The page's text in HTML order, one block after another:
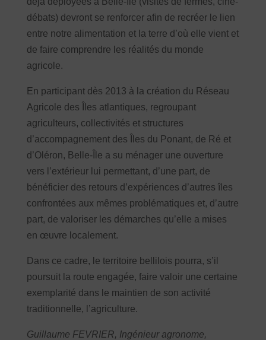
débats) devront se renforcer afin de recréer le lien
entre notre alimentation et la terre d’où elle vient et
de faire comprendre les réalités du monde
agricole.
En participant dès 2013 à la création du Réseau
Agricole des Îles atlantiques, regroupant
agriculteurs, collectivités et structures
d’accompagnement des Îles du Ponant, de Ré et
d’Oléron, Belle-Île a su ménager une ouverture
vers l’extérieur lui permettant, d’une part, de
bénéficier des retours d’expériences d’autres îles
confrontées aux mêmes problématiques et, d’autre
part, de valoriser les démarches qu’elle a mises
en œuvre localement.
Dans ce cadre, le territoire bellilois pourra, s’il
poursuit la route engagée, faire valoir une certaine
exemplarité dans le maintien de son activité
traditionnelle, l’agriculture.
Guillaume FEVRIER, Ingénieur agronome,